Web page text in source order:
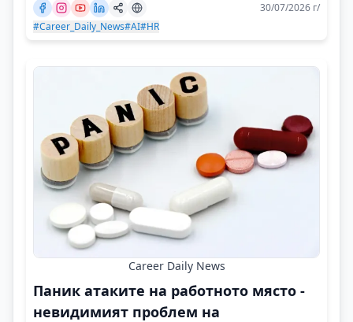
30/07/2026 г/
#Career_Daily_News#AI#HR
Career Daily News
Паник атаките на работното място -
невидимият проблем на